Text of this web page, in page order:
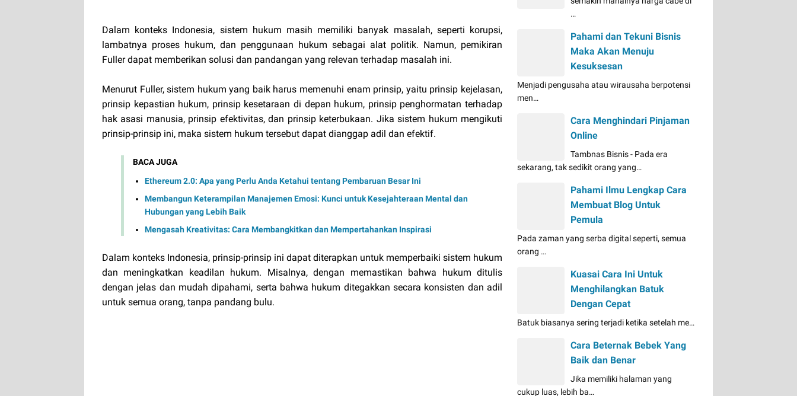
Dalam konteks Indonesia, sistem hukum masih memiliki banyak masalah, seperti korupsi,
lambatnya proses hukum, dan penggunaan hukum sebagai alat politik. Namun, pemikiran
Fuller dapat memberikan solusi dan pandangan yang relevan terhadap masalah ini.
Menurut Fuller, sistem hukum yang baik harus memenuhi enam prinsip, yaitu prinsip kejelasan,
prinsip kepastian hukum, prinsip kesetaraan di depan hukum, prinsip penghormatan terhadap
hak asasi manusia, prinsip efektivitas, dan prinsip keterbukaan. Jika sistem hukum mengikuti
prinsip-prinsip ini, maka sistem hukum tersebut dapat dianggap adil dan efektif.
BACA JUGA
Ethereum 2.0: Apa yang Perlu Anda Ketahui tentang Pembaruan Besar Ini
Membangun Keterampilan Manajemen Emosi: Kunci untuk Kesejahteraan Mental dan
Hubungan yang Lebih Baik
Mengasah Kreativitas: Cara Membangkitkan dan Mempertahankan Inspirasi
Dalam konteks Indonesia, prinsip-prinsip ini dapat diterapkan untuk memperbaiki sistem hukum
dan meningkatkan keadilan hukum. Misalnya, dengan memastikan bahwa hukum ditulis
dengan jelas dan mudah dipahami, serta bahwa hukum ditegakkan secara konsisten dan adil
untuk semua orang, tanpa pandang bulu.
…
Pahami dan Tekuni Bisnis
Maka Akan Menuju
Kesuksesan
Menjadi pengusaha atau wirausaha berpotensi
men…
Cara Menghindari Pinjaman
Online
Tambnas Bisnis - Pada era
sekarang, tak sedikit orang yang…
Pahami Ilmu Lengkap Cara
Membuat Blog Untuk
Pemula
Pada zaman yang serba digital seperti, semua
orang …
Kuasai Cara Ini Untuk
Menghilangkan Batuk
Dengan Cepat
Batuk biasanya sering terjadi ketika setelah me…
Cara Beternak Bebek Yang
Baik dan Benar
Jika memiliki halaman yang
cukup luas, lebih ba…